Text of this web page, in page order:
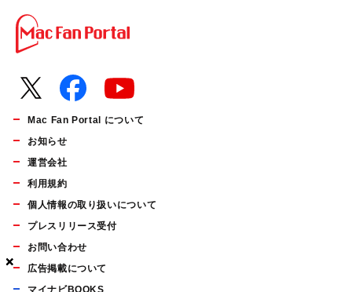
×
×
×
Mac Fan Portal について
お知らせ
運営会社
利用規約
個人情報の取り扱いについて
プレスリリース受付
お問い合わせ
広告掲載について